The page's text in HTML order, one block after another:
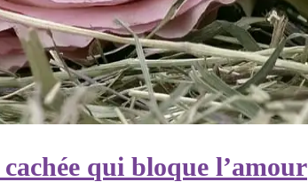
qui bloque l’amour